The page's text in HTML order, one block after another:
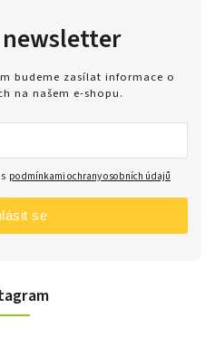
budeme zasílat informace o
na našem e-shopu.
podmínkami ochrany osobních údajů
se